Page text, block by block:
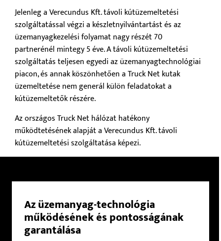
Az üzemanyag-technológia
működésének és pontosságának
garantálása
Jelenleg a Verecundus Kft. távoli kútüzemeltetési
szolgáltatással végzi a készletnyilvántartást és az
üzemanyagkezelési folyamat nagy részét 70
partnerénél mintegy 5 éve. A távoli kútüzemeltetési
szolgáltatás teljesen egyedi az üzemanyagtechnológiai
piacon, és annak köszönhetően a Truck Net kutak
üzemeltetése nem generál külön feladatokat a
kútüzemeltetők részére.
Az országos Truck Net hálózat hatékony
működtetésének alapját a Verecundus Kft. távoli
kútüzemeltetési szolgáltatása képezi.